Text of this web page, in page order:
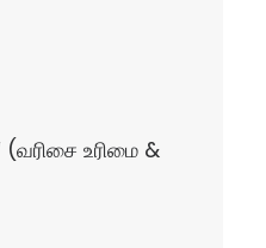
(வரிசை உரிமை &